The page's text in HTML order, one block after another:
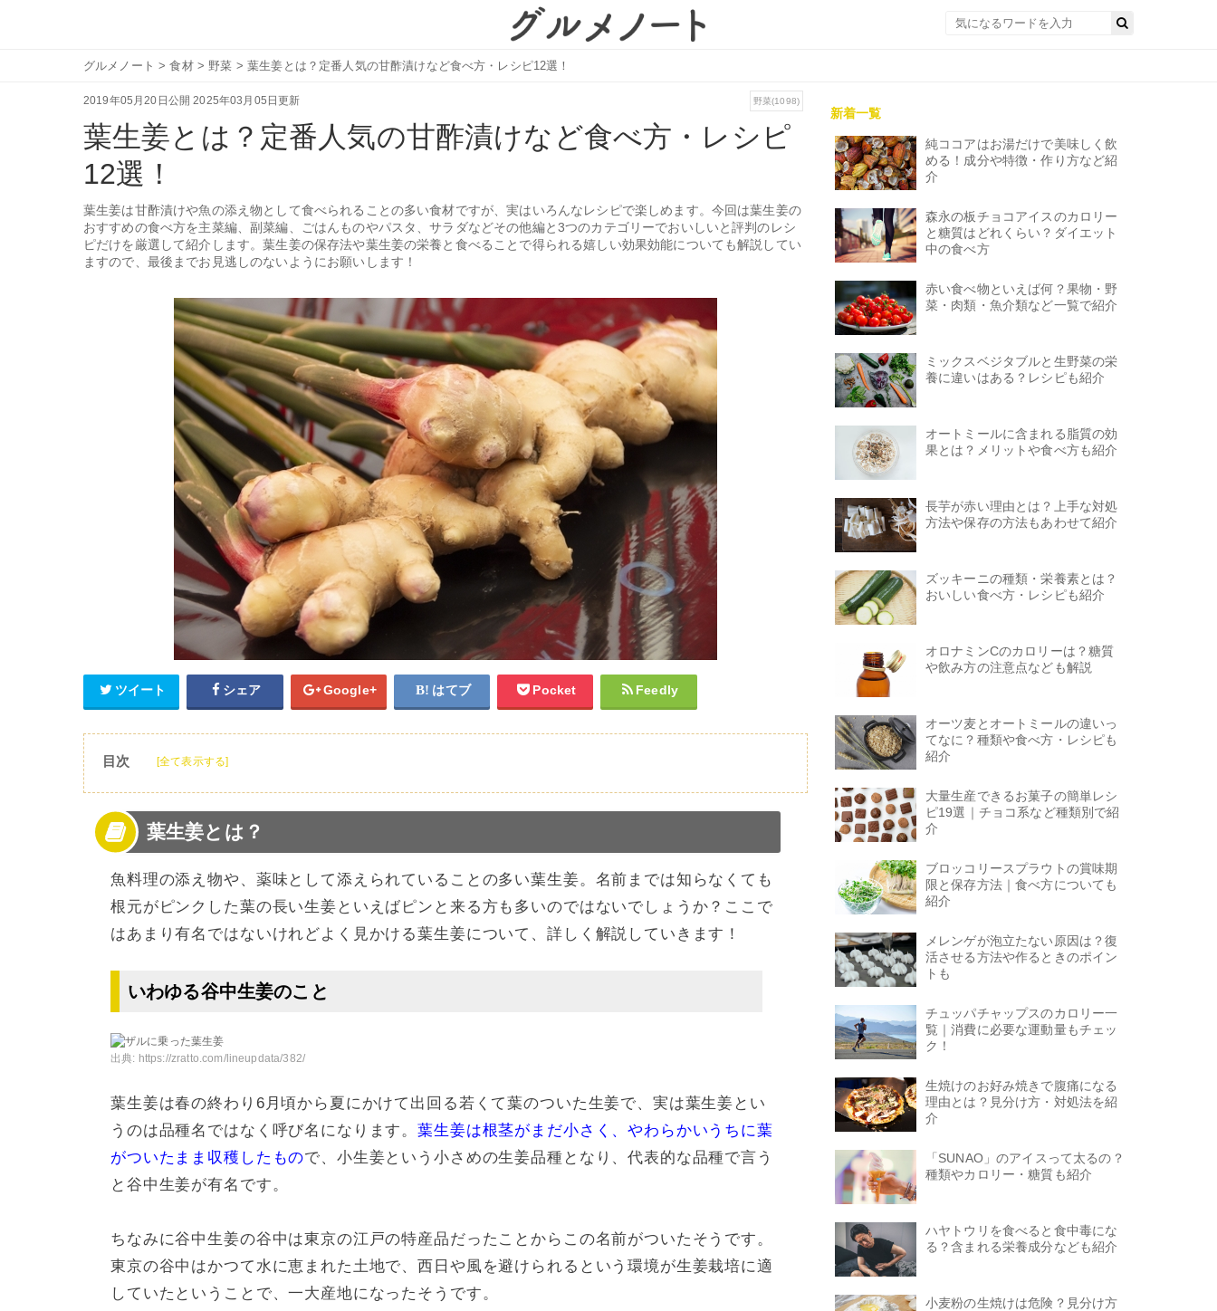
グルメノート >食材 > 野菜 >葉生姜とは？定番人気の甘酢漬けなど食べ方・レシピ12選！
2019年05月20日公開 2025年03月05日更新 野菜(1098)
葉生姜とは？定番人気の甘酢漬けなど食べ方・レシピ
12選！
葉生姜は甘酢漬けや魚の添え物として食べられることの多い食材ですが、実はいろんなレシピで楽しめます。今回は葉生姜の
おすすめの食べ方を主菜編、副菜編、ごはんものやパスタ、サラダなどその他編と3つのカテゴリーでおいしいと評判のレシ
ピだけを厳選して紹介します。葉生姜の保存法や葉生姜の栄養と食べることで得られる嬉しい効果効能についても解説してい
ますので、最後までお見逃しのないようにお願いします！
ツイート シェア Google+ はてブ Pocket Feedly
目次 [全て表示する]
3 葉生姜のおすすめレシピ【副菜】
4 葉生姜のおすすめレシピ【その他】
5
葉生姜の選び方と保存方法
6 葉生姜の栄養効果とは？
葉生姜をいろいろな食べ方で楽しもう！
葉生姜とは？
魚料理の添え物や、薬味として添えられていることの多い葉生姜。名前までは知らなくても
根元がピンクした葉の長い生姜といえばピンと来る方も多いのではないでしょうか？ここで
はあまり有名ではないけれどよく見かける葉生姜について、詳しく解説していきます！
いわゆる谷中生姜のこと
出典: https://zratto.com/lineupdata/382/
葉生姜は春の終わり6月頃から夏にかけて出回る若くて葉のついた生姜で、実は葉生姜とい
うのは品種名ではなく呼び名になります。葉生姜は根茎がまだ小さく、やわらかいうちに葉
がついたまま収穫したもので、小生姜という小さめの生姜品種となり、代表的な品種で言う
と谷中生姜が有名です。
ちなみに谷中生姜の谷中は東京の江戸の特産品だったことからこの名前がついたそうです。
東京の谷中はかつて水に恵まれた土地で、西日や風を避けられるという環境が生姜栽培に適
していたということで、一大産地になったそうです。
新着一覧
純ココアはお湯だけで美味しく飲
める！成分や特徴・作り方など紹
介
森永の板チョコアイスのカロリー
と糖質はどれくらい？ダイエット
中の食べ方
赤い食べ物といえば何？果物・野
菜・肉類・魚介類など一覧で紹介
ミックスベジタブルと生野菜の栄
養に違いはある？レシピも紹介
オートミールに含まれる脂質の効
果とは？メリットや食べ方も紹介
長芋が赤い理由とは？上手な対処
方法や保存の方法もあわせて紹介
ズッキーニの種類・栄養素とは？
おいしい食べ方・レシピも紹介
オロナミンCのカロリーは？糖質
や飲み方の注意点なども解説
オーツ麦とオートミールの違いっ
てなに？種類や食べ方・レシピも
紹介
大量生産できるお菓子の簡単レシ
ピ19選｜チョコ系など種類別で紹
介
ブロッコリースプラウトの賞味期
限と保存方法｜食べ方についても
紹介
メレンゲが泡立たない原因は？復
活させる方法や作るときのポイン
トも
チュッパチャップスのカロリー一
覧｜消費に必要な運動量もチェッ
ク！
生焼けのお好み焼きで腹痛になる
理由とは？見分け方・対処法を紹
介
「SUNAO」のアイスって太るの？
種類やカロリー・糖質も紹介
ハヤトウリを食べると食中毒にな
る？含まれる栄養成分なども紹介
小麦粉の生焼けは危険？見分け方